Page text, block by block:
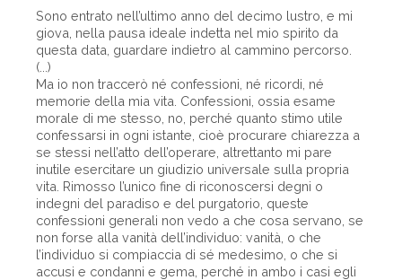
Sono entrato nell’ultimo anno del decimo lustro, e mi
giova, nella pausa ideale indetta nel mio spirito da
questa data, guardare indietro al cammino percorso.
(...)
Ma io non traccerò né confessioni, né ricordi, né
memorie della mia vita. Confessioni, ossia esame
morale di me stesso, no, perché quanto stimo utile
confessarsi in ogni istante, cioè procurare chiarezza a
se stessi nell’atto dell’operare, altrettanto mi pare
inutile esercitare un giudizio universale sulla propria
vita. Rimosso l’unico fine di riconoscersi degni o
indegni del paradiso e del purgatorio, queste
confessioni generali non vedo a che cosa servano, se
non forse alla vanità dell’individuo: vanità, o che
l’individuo si compiaccia di sé medesimo, o che si
accusi e condanni e gema, perché in ambo i casi egli